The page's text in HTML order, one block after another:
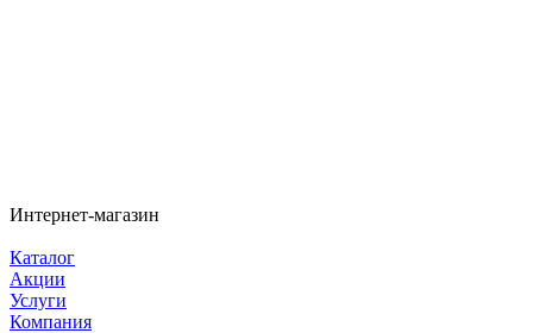
Интернет-магазин
Каталог
Акции
Услуги
Компания